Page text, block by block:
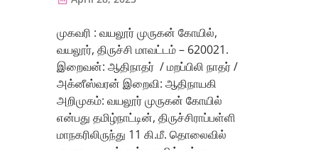
முகவரி : வயலூர் முருகன் கோயில்,
வயலூர், திருச்சி மாவட்டம் – 620021.
இறைவன்: ஆதிநாதர் / மறப்பிலி நாதர் /
அக்னீஸ்வரன் இறைவி: ஆதிநாயகி
அறிமுகம்: வயலூர் முருகன் கோயில்
என்பது தமிழ்நாட்டின், திருச்சிராப்பள்ளி
மாநகரிலிருந்து 11 கி.மீ. தொலைவில்